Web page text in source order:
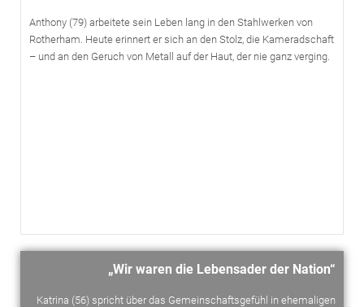
Anthony (79) arbeitete sein Leben lang in den Stahlwerken von
Rotherham. Heute erinnert er sich an den Stolz, die Kameradschaft
– und an den Geruch von Metall auf der Haut, der nie ganz verging.
„Wir waren die Lebensader der Nation“
Katrina (56) spricht über das Gemeinschaftsgefühl in ehemaligen